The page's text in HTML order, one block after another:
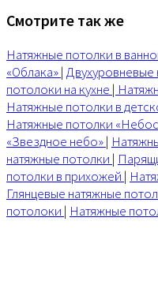
Смотрите так же
Натяжные потолки в
«Облака»| Двухуровневые
потолоки на кухне |
Натяжные потолки в
Натяжные потолки
«Звездное небо»|
натяжные потолки |
потолки в прихожей |
Глянцевые натяжные
потолоки | Натяжные